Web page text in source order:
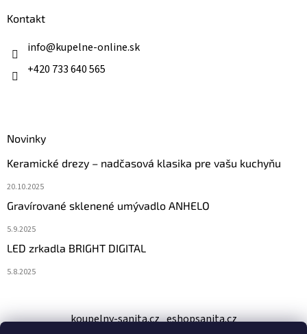
Kontakt
info@kupelne-online.sk
+420 733 640 565
Novinky
Keramické drezy – nadčasová klasika pre vašu kuchyňu
20.10.2025
Gravírované sklenené umývadlo ANHELO
5.9.2025
LED zrkadla BRIGHT DIGITAL
5.8.2025
koupelny-sanita.cz eshopsanita.cz